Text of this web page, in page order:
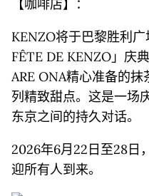
【咖啡店】：
KENZO将于巴黎胜利
FÊTE DE KENZO」庆
ARE ONA精心准备的
列精致甜点。这是一场
东京之间的持久对话。
2026年6月22日至28日
迎所有人到来。